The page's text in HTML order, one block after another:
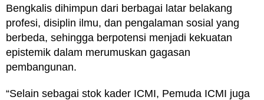
Bengkalis dihimpun dari berbagai latar belakang
profesi, disiplin ilmu, dan pengalaman sosial yang
berbeda, sehingga berpotensi menjadi kekuatan
epistemik dalam merumuskan gagasan
pembangunan.
“Selain sebagai stok kader ICMI, Pemuda ICMI juga